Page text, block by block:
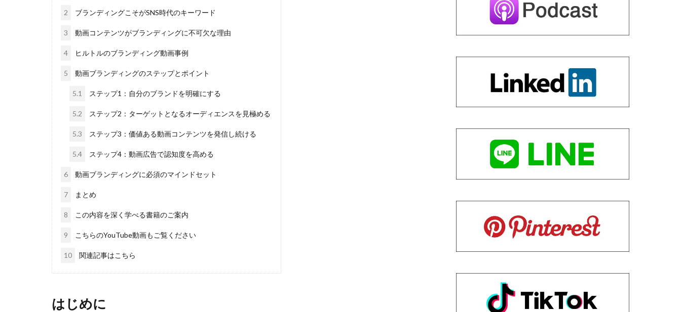
2 ブランディングこそがSNS時代のキーワード
3 動画コンテンツがブランディングに不可欠な理由
4 ヒルトルのブランディング動画事例
5 動画ブランディングのステップとポイント
5.1 ステップ1：自分のブランドを明確にする
5.2 ステップ2：ターゲットとなるオーディエンスを見極める
5.3 ステップ3：価値ある動画コンテンツを発信し続ける
5.4 ステップ4：動画広告で認知度を高める
6 動画ブランディングに必須のマインドセット
7 まとめ
8 この内容を深く学べる書籍のご案内
9 こちらのYouTube動画もご覧ください
10 関連記事はこちら
はじめに